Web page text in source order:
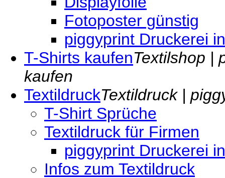
Fotoposter günstig
piggyprint Druckerei
T-Shirts kaufenTextilshop |
kaufen
TextildruckTextildruck |
T-Shirt Sprüche
Textildruck für Firmen
piggyprint Druckerei
Infos zum Textildruck